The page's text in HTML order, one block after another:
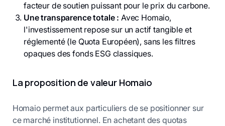
facteur de soutien puissant pour le prix du carbone.
Une transparence totale : Avec Homaio,
l'investissement repose sur un actif tangible et
réglementé (le Quota Européen), sans les filtres
opaques des fonds ESG classiques.
La proposition de valeur Homaio
Homaio permet aux particuliers de se positionner sur
ce marché institutionnel. En achetant des quotas